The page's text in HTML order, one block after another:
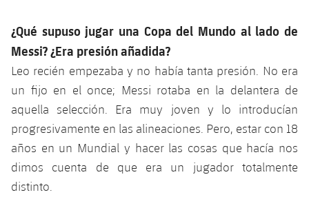
Clasificaciones
Calendario
Resultados
Clasificaciones
Hockey Hierba Masculino
Hockey Hierba Femenino
Actualidad
Plantilla
Escuela de Patinaje
Rugby
plusicon
más
Actualidad
Calendario
Voleibol
plusicon
más
Noticias
Voleibol masculino
Apúntate a las amateurs
plusicon
más
PLUSICON
MÁS
¿Qué supuso jugar una Copa del Mundo al lado de
Messi? ¿Era presión añadida?
Leo recién empezaba y no había tanta presión. No era
un fijo en el once; Messi rotaba en la delantera de
aquella selección. Era muy joven y lo introducían
progresivamente en las alineaciones. Pero, estar con 18
años en un Mundial y hacer las cosas que hacía nos
dimos cuenta de que era un jugador totalmente
distinto.